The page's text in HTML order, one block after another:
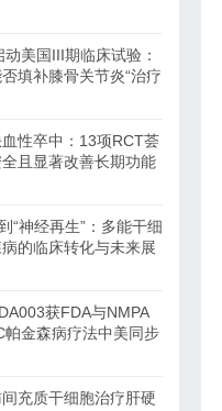
美国III期临床试验：
填补膝骨关节炎“治疗
性卒中：13项RCT荟
且显著改善长期功能
“神经再生”：多能干细
的临床转化与未来展
获FDA与NMPA
帕金森病疗法中美同步
充质干细胞治疗肝硬